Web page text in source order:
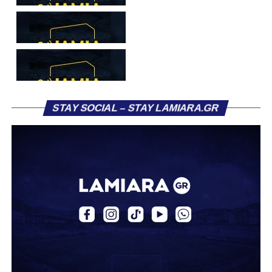
το φαβορί για την υπογραφή του. Ωστόσο, η εξέλιξη ήταν
διαφορετική, καθώς ο 23χρονος αμυντικός επέλεξε τελικά
τον Σαρωνικό Αναβύσσου, όπου θα συναντήσει ξανά τον
πρώην συμπαίκτη του στον ΠΑΣ Λαμία, Χρυσόστομο
«Ο Α.Ο. Σαρωνικός Αναβύσσου ανακοινώνει την
περσινή σεζόν πραγματοποίησε γεμάτη χρονιά στη Γ’
Στο παρελθόν αγωνίστηκε στην ΑΕΚ Β’, με την οποία
κατέγραψε 10 συμμετοχές στη Super League 2, καθώς
επίσης σε Εθνικό και Ζάκυνθο. Ξεκίνησε την καριέρα του
STAY SOCIAL – STAY LAMIARA.GR